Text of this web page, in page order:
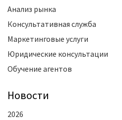
Анализ рынка
Консультативная служба
Маркетинговые услуги
Юридические консультации
Обучение агентов
Новости
2026